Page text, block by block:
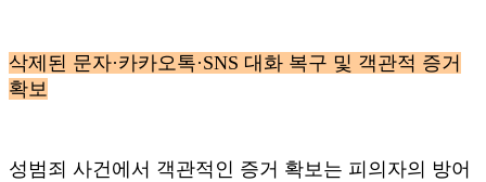
삭제된 문자·카카오톡·SNS 대화 복구 및 객관적 증거
확보
성범죄 사건에서 객관적인 증거 확보는 피의자의 방어